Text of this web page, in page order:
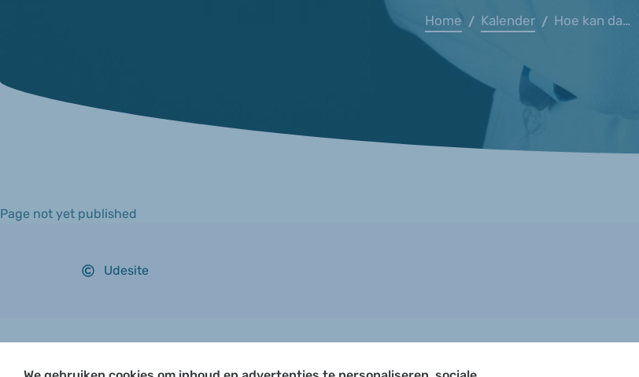
Home / Kalender / Hoe kan data bijdragen aan betere zorg?
Page not yet published
Udesite